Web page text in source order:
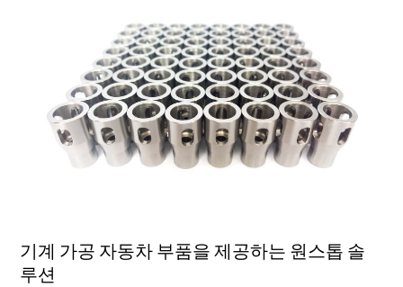
기계 가공 자동차 부품을 제공하는 원스톱 솔
루션